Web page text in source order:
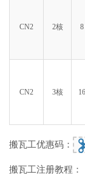
CN2 2核
CN2 3核
搬瓦工优惠码：
搬瓦工注册教程：